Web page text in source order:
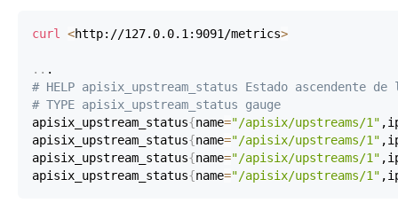
curl <http://127.0.0.1:9091/metrics>
..
# HELP apisix_upstream_status Estado ascendente
# TYPE apisix_upstream_status gauge
apisix_upstream_status{name="/apisix/upstreams/1"
apisix_upstream_status{name="/apisix/upstreams/1"
apisix_upstream_status{name="/apisix/upstreams/1"
apisix_upstream_status{name="/apisix/upstreams/1"